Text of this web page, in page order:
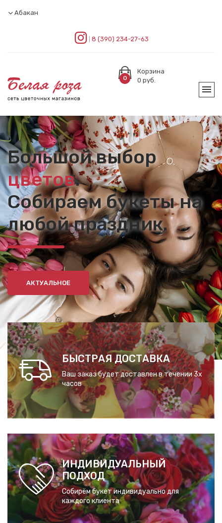
Абакан
8 (390) 234-27-63
0
Корзина
0 руб.
Большой выбор
цветов.
Собираем букеты на
любой праздник.
АКТУАЛЬНОЕ
БЫСТРАЯ ДОСТАВКА
Ваш заказ будет доставлен в течении 3х
часов
ИНДИВИДУАЛЬНЫЙ
ПОДХОД
Собирём букет индивидуально для
каждого клиента